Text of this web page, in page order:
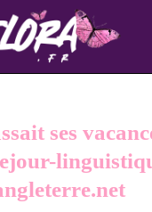
ses